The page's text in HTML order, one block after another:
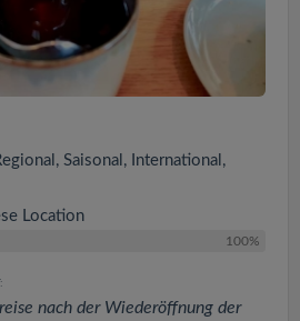
Saisonal, International,
Location
100%
nach der Wiederöffnung der